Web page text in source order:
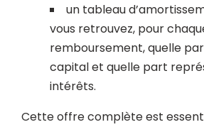
un tableau
vous retrouvez, pour
remboursement, quelle
capital et quelle part
intérêts.
Cette offre complète est